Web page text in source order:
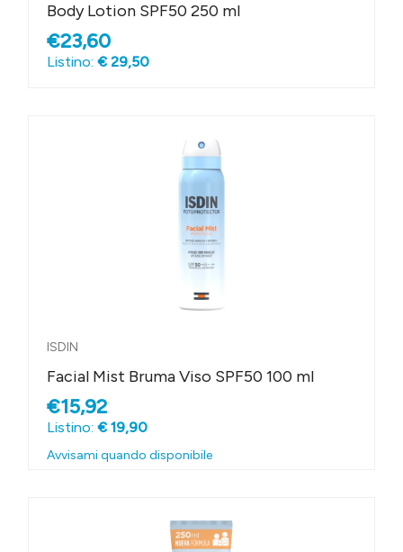
Body Lotion SPF50 250 ml
€23,60
Listino: € 29,50
ISDIN
Facial Mist Bruma Viso SPF50 100 ml
€15,92
Listino: € 19,90
Avvisami quando disponibile